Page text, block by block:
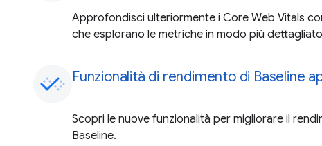
Approfondisci ulteriormente i Core Web Vitals
che esplorano le metriche in modo più
Funzionalità di rendimento di Baseline
Scopri le nuove funzionalità per migliorare il
Baseline.